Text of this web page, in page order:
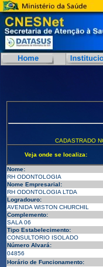
CADASTRADO
Veja onde se localiza:
Nome:
RH ODONTOLOGIA
Nome Empresarial:
RH ODONTOLOGIA LTDA
Logradouro:
AVENIDA WISTON CHURCHIL
Complemento:
SALA 06
Tipo Estabelecimento:
CONSULTORIO ISOLADO
Número Alvará:
04856
Horário de Funcionamento: